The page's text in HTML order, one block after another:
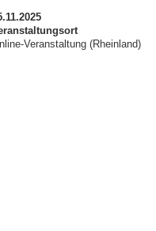
Veranstaltung (Rheinland)